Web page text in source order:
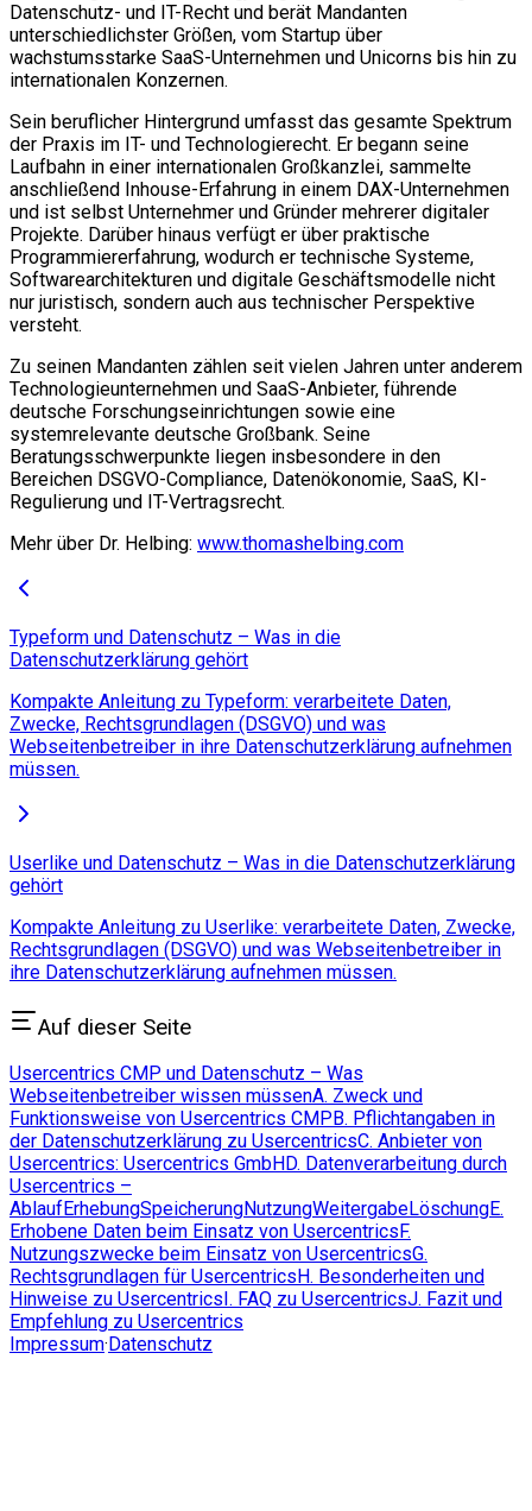
Datenschutz- und IT-Recht und berät Mandanten
unterschiedlichster Größen, vom Startup über
wachstumsstarke SaaS-Unternehmen und Unicorns bis hin zu
internationalen Konzernen.
Sein beruflicher Hintergrund umfasst das gesamte Spektrum
der Praxis im IT- und Technologierecht. Er begann seine
Laufbahn in einer internationalen Großkanzlei, sammelte
anschließend Inhouse-Erfahrung in einem DAX-Unternehmen
und ist selbst Unternehmer und Gründer mehrerer digitaler
Projekte. Darüber hinaus verfügt er über praktische
Programmiererfahrung, wodurch er technische Systeme,
Softwarearchitekturen und digitale Geschäftsmodelle nicht
nur juristisch, sondern auch aus technischer Perspektive
versteht.
Zu seinen Mandanten zählen seit vielen Jahren unter anderem
Technologieunternehmen und SaaS-Anbieter, führende
deutsche Forschungseinrichtungen sowie eine
systemrelevante deutsche Großbank. Seine
Beratungsschwerpunkte liegen insbesondere in den
Bereichen DSGVO-Compliance, Datenökonomie, SaaS, KI-
Regulierung und IT-Vertragsrecht.
Mehr über Dr. Helbing: www.thomashelbing.com
Typeform und Datenschutz – Was in die
Datenschutzerklärung gehört
Kompakte Anleitung zu Typeform: verarbeitete Daten,
Zwecke, Rechtsgrundlagen (DSGVO) und was
Webseitenbetreiber in ihre Datenschutzerklärung aufnehmen
müssen.
Userlike und Datenschutz – Was in die Datenschutzerklärung
gehört
Kompakte Anleitung zu Userlike: verarbeitete Daten, Zwecke,
Rechtsgrundlagen (DSGVO) und was Webseitenbetreiber in
ihre Datenschutzerklärung aufnehmen müssen.
Auf dieser Seite
Usercentrics CMP und Datenschutz – Was
Webseitenbetreiber wissen müssenA. Zweck und
Funktionsweise von Usercentrics CMP B. Pflichtangaben in
der Datenschutzerklärung zu UsercentricsC. Anbieter von
Usercentrics: Usercentrics GmbH D. Datenverarbeitung durch
Usercentrics –
Ablauf ErhebungSpeicherungNutzungWeitergabeLöschungE.
Erhobene Daten beim Einsatz von Usercentrics F.
Nutzungszwecke beim Einsatz von UsercentricsG.
Rechtsgrundlagen für Usercentrics H. Besonderheiten und
Hinweise zu Usercentrics I. FAQ zu UsercentricsJ. Fazit und
Empfehlung zu Usercentrics
Impressum· Datenschutz